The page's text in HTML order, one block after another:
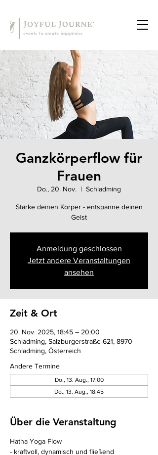
Ganzkörperflow für
Frauen
Do., 20. Nov.
  |
Schladming
Stärke deinen Körper - entspanne deinen
Geist
Anmeldung geschlossen
Jetzt andere Veranstaltungen
ansehen
Zeit & Ort
20. Nov. 2025, 18:45 – 20:00
Schladming, Salzburgerstraße 621, 8970
Schladming, Österreich
Andere Termine
Do., 13. Aug., 17:00
Do., 13. Aug., 18:45
Über die Veranstaltung
Hatha Yoga Flow
- kraftvoll, dynamisch und fließend